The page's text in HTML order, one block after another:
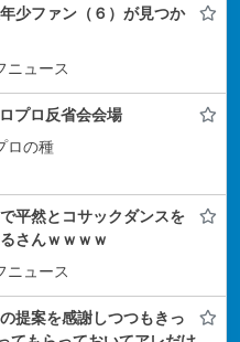
少ファン（６）が見つか
ニュース
プロ反省会会場
ロの種
平然とコサックダンスを
さんｗｗｗｗ
ニュース
提案を感謝しつつもきっ